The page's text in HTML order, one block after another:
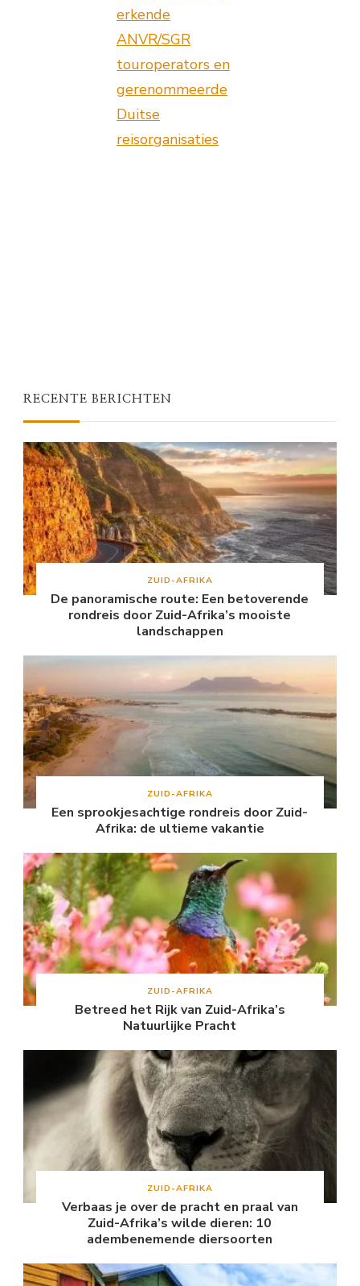
erkende
ANVR/SGR
touroperators en
gerenommeerde
Duitse
reisorganisaties
RECENTE BERICHTEN
ZUID-AFRIKA
De panoramische route: Een betoverende
rondreis door Zuid-Afrika’s mooiste
landschappen
ZUID-AFRIKA
Een sprookjesachtige rondreis door Zuid-
Afrika: de ultieme vakantie
ZUID-AFRIKA
Betreed het Rijk van Zuid-Afrika’s
Natuurlijke Pracht
ZUID-AFRIKA
Verbaas je over de pracht en praal van
Zuid-Afrika’s wilde dieren: 10
adembenemende diersoorten